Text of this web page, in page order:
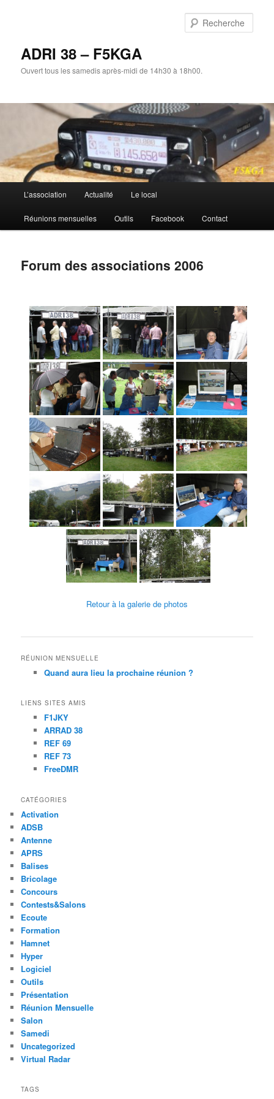
ADRI 38 – F5KGA
Ouvert tous les samedis après-midi de 14h30 à 18h00.
principal
L’association Actualité Le local
Réunions mensuelles Outils Facebook Contact
Forum des associations 2006
Retour à la galerie de photos
RÉUNION MENSUELLE
Quand aura lieu la prochaine réunion ?
LIENS SITES AMIS
F1JKY
ARRAD 38
REF 69
REF 73
FreeDMR
CATÉGORIES
Activation
ADSB
Antenne
APRS
Balises
Bricolage
Concours
Contests&Salons
Ecoute
Formation
Hamnet
Hyper
Logiciel
Outils
Présentation
Réunion Mensuelle
Salon
Samedi
Uncategorized
Virtual Radar
TAGS